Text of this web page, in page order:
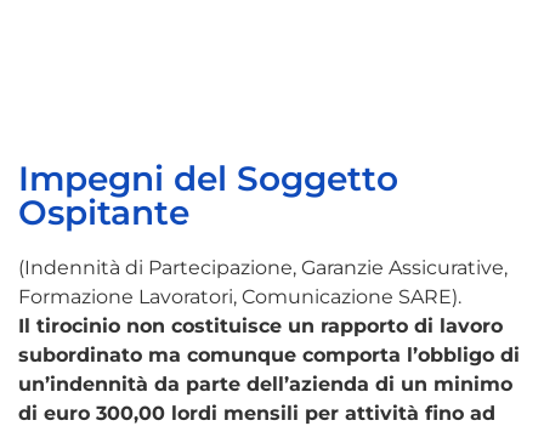
Impegni del Soggetto
Ospitante
(Indennità di Partecipazione, Garanzie Assicurative,
Formazione Lavoratori, Comunicazione SARE).
Il tirocinio non costituisce un rapporto di lavoro
subordinato ma comunque comporta l’obbligo di
un’indennità da parte dell’azienda di un minimo
di euro 300,00 lordi mensili per attività fino ad